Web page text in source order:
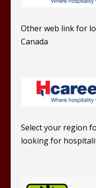
Other web link for
Canada
Select your region
looking for